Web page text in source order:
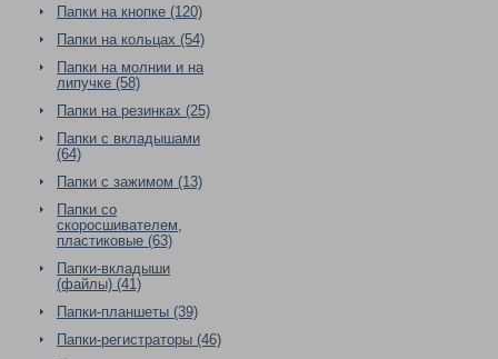
Папки на кнопке (120)
Папки на кольцах (54)
Папки на молнии и на
липучке (58)
Папки на резинках (25)
Папки с вкладышами
(64)
Папки с зажимом (13)
Папки со
скоросшивателем,
пластиковые (63)
Папки-вкладыши
(файлы) (41)
Папки-планшеты (39)
Папки-регистраторы (46)